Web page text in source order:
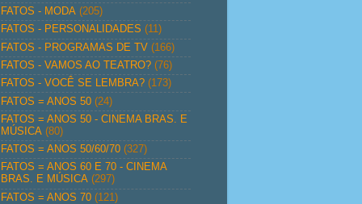
FATOS - MODA (205)
FATOS - PERSONALIDADES (11)
FATOS - PROGRAMAS DE TV (166)
FATOS - VAMOS AO TEATRO? (76)
FATOS - VOCÊ SE LEMBRA? (173)
FATOS = ANOS 50 (24)
FATOS = ANOS 50 - CINEMA BRAS. E
MÚSICA (80)
FATOS = ANOS 50/60/70 (327)
FATOS = ANOS 60 E 70 - CINEMA
BRAS. E MÚSICA (297)
FATOS = ANOS 70 (121)